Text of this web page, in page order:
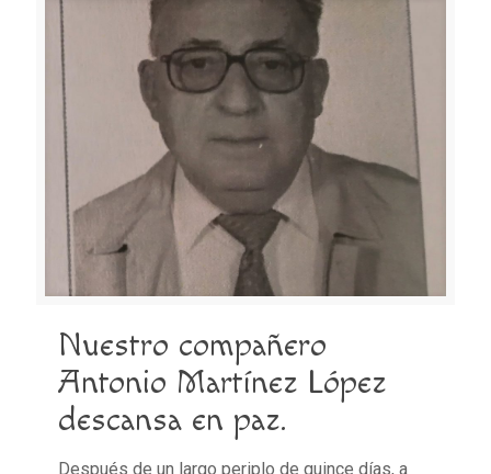
Nuestro compañero
Antonio Martínez López
descansa en paz.
Después de un largo periplo de quince días, a